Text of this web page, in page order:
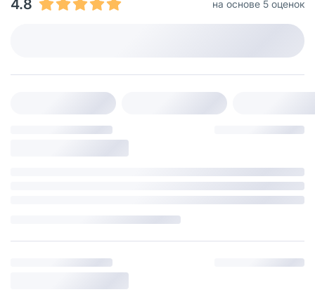
4.8
на основе 5 оценок